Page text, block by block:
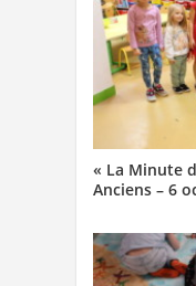
« La Minute
Anciens – 6